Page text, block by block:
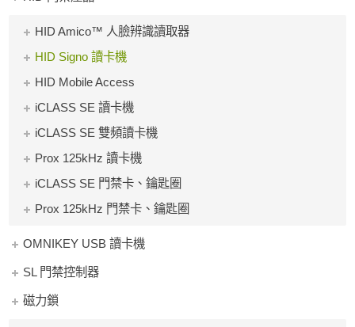
HID Amico™ 人臉辨識讀取器
HID Signo 讀卡機
HID Mobile Access
iCLASS SE 讀卡機
iCLASS SE 雙頻讀卡機
Prox 125kHz 讀卡機
iCLASS SE 門禁卡、鑰匙圈
Prox 125kHz 門禁卡、鑰匙圈
OMNIKEY USB 讀卡機
SL 門禁控制器
磁力鎖